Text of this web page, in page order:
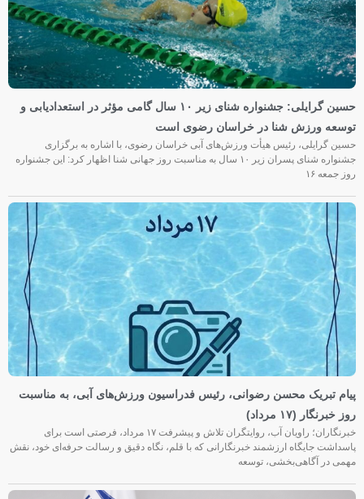
حسین گرایلی: جشنواره شنای زیر ۱۰ سال گامی مؤثر در استعدادیابی و
توسعه ورزش شنا در خراسان رضوی است
حسین گرایلی، رئیس هیأت ورزش‌های آبی خراسان رضوی، با اشاره به برگزاری
جشنواره شنای پسران زیر ۱۰ سال به مناسبت روز جهانی شنا اظهار کرد: این جشنواره
روز جمعه‌ ۱۶
پیام تبریک محسن رضوانی، رئیس فدراسیون ورزش‌های آبی، به مناسبت
روز خبرنگار (۱۷ مرداد)
خبرنگاران؛ راویان آب، روایتگران تلاش و پیشرفت ۱۷ مرداد، فرصتی است برای
پاسداشت جایگاه ارزشمند خبرنگارانی که با قلم، نگاه دقیق و رسالت حرفه‌ای خود، نقش
مهمی در آگاهی‌بخشی، توسعه